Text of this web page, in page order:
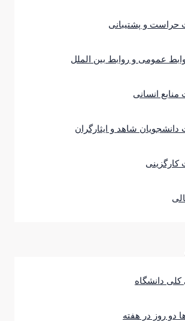
حراست و پشتیبانی
عمومی و روابط بین الملل
منابع انسانی
دانشجویان شاهد و ایثارگران
کارگزینی
دانشگاه
دو روز در هفته